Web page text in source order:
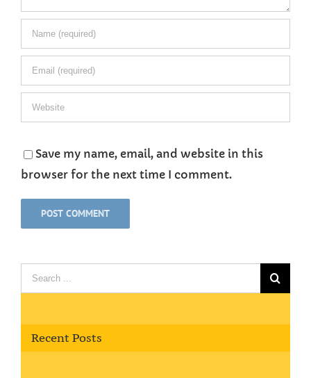
Save my name, email, and website in this
browser for the next time I comment.
Search
for:
Recent Posts